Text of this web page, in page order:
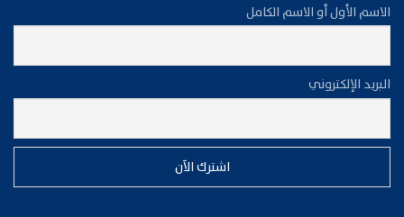
الاسم الأول أو الاسم الكامل
البريد الإلكتروني